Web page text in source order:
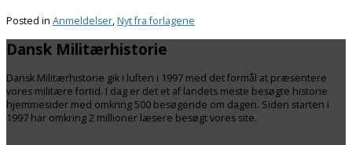
Posted in Anmeldelser,Nyt fra forlagene
Dansk Militærhistorie
Dansk Militærhistorie gik i luften i 1997 med det formål at præsentere
vores militære fortid. I dag er det et af landets meste besøgte historie
hjemmesider med omkring 500 besøgende om dagen. Siden starten i
1997 har omkring 2 millioner læsere besøgt vores site.